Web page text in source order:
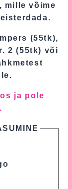
mille võime
(55tk),
2 (55tk) või
ja pole